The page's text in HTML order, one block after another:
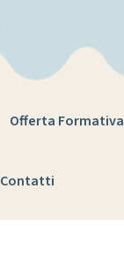
Offerta Formativa
Contatti